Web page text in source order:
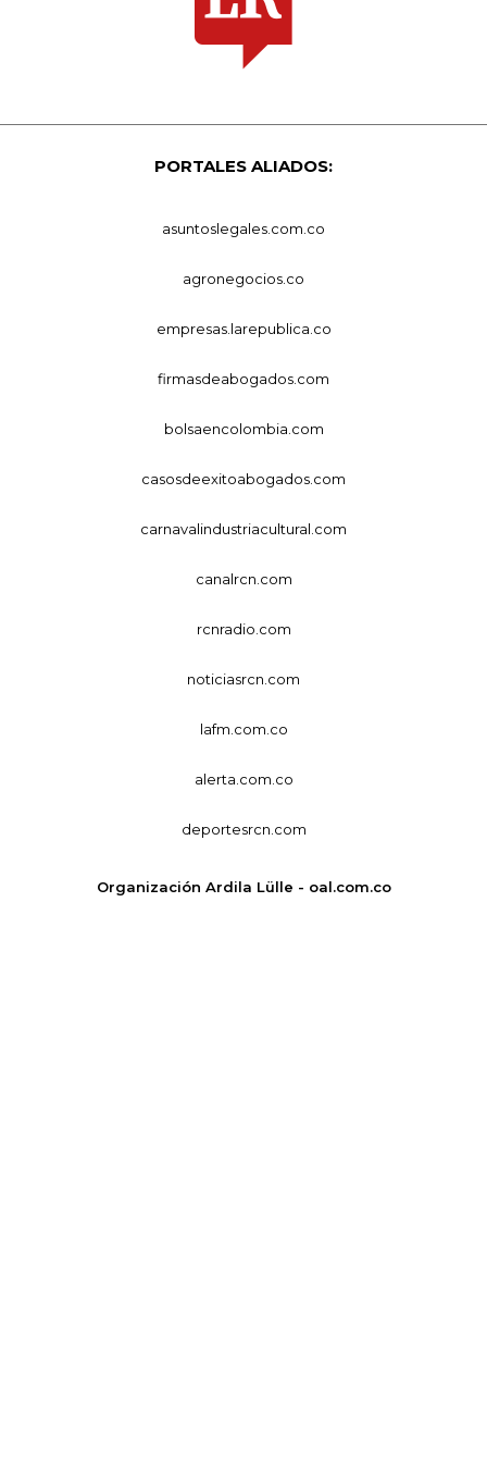
PORTALES ALIADOS:
asuntoslegales.com.co
agronegocios.co
empresas.larepublica.co
firmasdeabogados.com
bolsaencolombia.com
casosdeexitoabogados.com
carnavalindustriacultural.com
canalrcn.com
rcnradio.com
noticiasrcn.com
lafm.com.co
alerta.com.co
deportesrcn.com
Organización Ardila Lülle - oal.com.co